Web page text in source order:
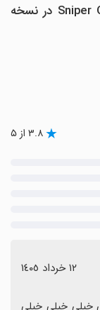
تغییرات بازی Sniper Ops 3D - Shooting Game در نسخه
۳.۸ از ۵
١٢ خرداد ١٤٠٥